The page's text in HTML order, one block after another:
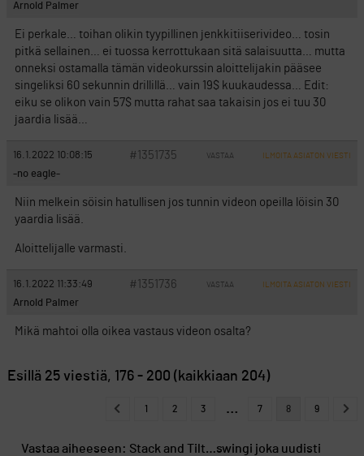
Arnold Palmer
Ei perkale… toihan olikin tyypillinen jenkkitiiserivideo… tosin
pitkä sellainen… ei tuossa kerrottukaan sitä salaisuutta… mutta
onneksi ostamalla tämän videokurssin aloittelijakin pääsee
singeliksi 60 sekunnin drillillä… vain 19$ kuukaudessa… Edit:
eiku se olikon vain 57$ mutta rahat saa takaisin jos ei tuu 30
jaardia lisää…
16.1.2022 10:08:15 #1351735 VASTAA ILMOITA ASIATON VIESTI
-no eagle-
Niin melkein söisin hatullisen jos tunnin videon opeilla löisin 30
yaardia lisää.
Aloittelijalle varmasti.
16.1.2022 11:33:49 #1351736 VASTAA ILMOITA ASIATON VIESTI
Arnold Palmer
Mikä mahtoi olla oikea vastaus videon osalta?
Esillä 25 viestiä, 176 - 200 (kaikkiaan 204)
1 2 3 … 7 8 9
Vastaa aiheeseen: Stack and Tilt…swingi joka uudisti